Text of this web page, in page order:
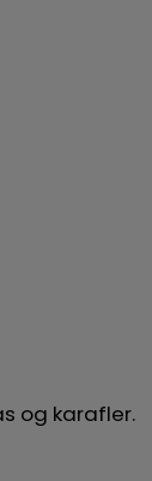
og karafler.